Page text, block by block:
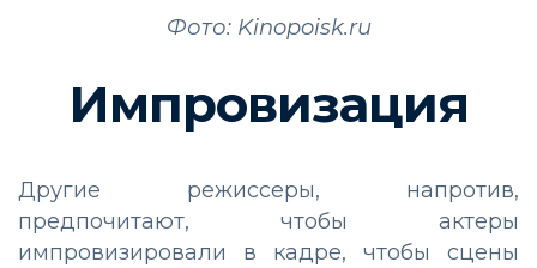
Фото: Kinopoisk.ru
Импровизация
Другие режиссеры, напротив,
предпочитают, чтобы актеры
импровизировали в кадре, чтобы сцены